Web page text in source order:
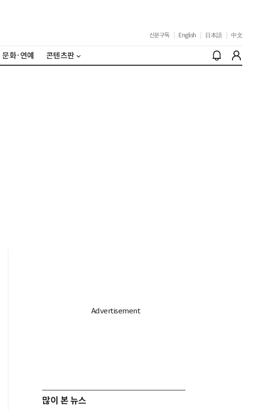
신문구독 English 日本語 中文
문화·연예 콘텐츠판
많이 본 뉴스